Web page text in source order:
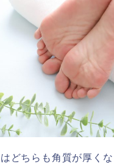
どちらも角質が厚くな